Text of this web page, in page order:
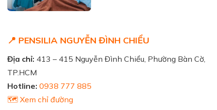
📍 PENSILIA NGUYỄN ĐÌNH CHIỂU
Địa chỉ: 413 – 415 Nguyễn Đình Chiểu, Phường Bàn Cờ,
TP.HCM
Hotline: 0938 777 885
🗺️ Xem chỉ đường